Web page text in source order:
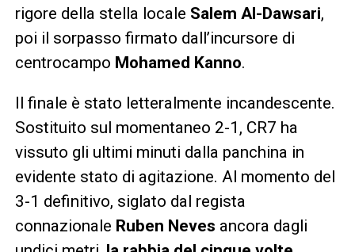
rigore della stella locale Salem Al-Dawsari,
poi il sorpasso firmato dall’incursore di
centrocampo Mohamed Kanno.
Il finale è stato letteralmente incandescente.
Sostituito sul momentaneo 2-1, CR7 ha
vissuto gli ultimi minuti dalla panchina in
evidente stato di agitazione. Al momento del
3-1 definitivo, siglato dal regista
connazionale Ruben Neves ancora dagli